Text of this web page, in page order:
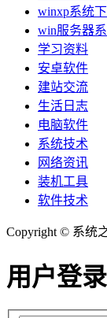
winxp系统
win服务器
学习资料
安卓软件
建站交流
生活日志
电脑软件
系统技术
网络资讯
装机工具
软件技术
Copyright © 系统
用户登录